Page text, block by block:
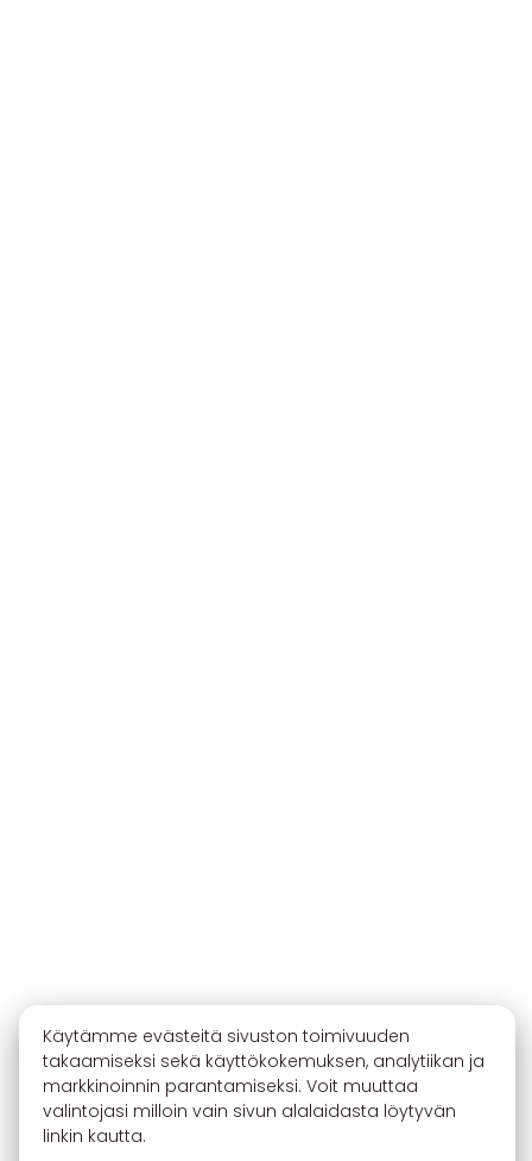
Käytämme evästeitä sivuston toimivuuden
takaamiseksi sekä käyttökokemuksen, analytiikan ja
markkinoinnin parantamiseksi. Voit muuttaa
valintojasi milloin vain sivun alalaidasta löytyvän
linkin kautta.